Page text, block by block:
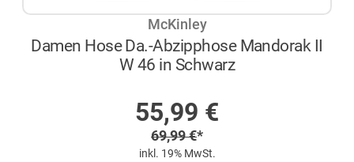
McKinley
Damen Hose Da.-Abzipphose Mandorak II
W 46 in Schwarz
Sonderpreis
55,99 €
Regulärer Preis
69,99€*
inkl. 19% MwSt.